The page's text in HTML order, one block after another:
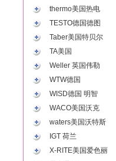
thermo美国热电
TESTO德国德图
Taber美国特贝尔
TA美国
Weller 英国伟勒
WTW德国
WISD德国 明智
WACO美国沃克
waters美国沃特斯
IGT 荷兰
X-RITE美国爱色丽